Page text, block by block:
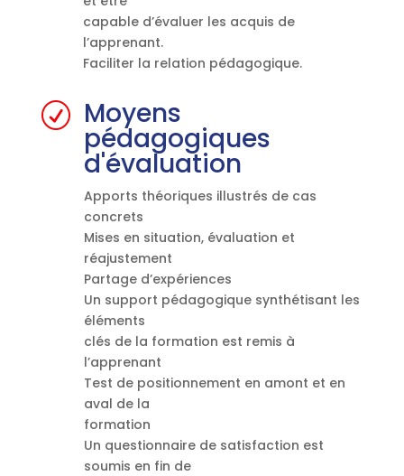
capable d’évaluer les acquis de
l’apprenant.
Faciliter la relation pédagogique.
R Moyens
pédagogiques
d'évaluation
Apports théoriques illustrés de cas
concrets
Mises en situation, évaluation et
réajustement
Partage d’expériences
Un support pédagogique synthétisant les
éléments
clés de la formation est remis à
l’apprenant
Test de positionnement en amont et en
aval de la
formation
Un questionnaire de satisfaction est
soumis en fin de